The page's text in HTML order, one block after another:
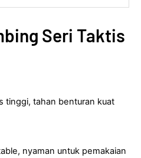
Seri Taktis
tinggi, tahan benturan kuat
nyaman untuk pemakaian